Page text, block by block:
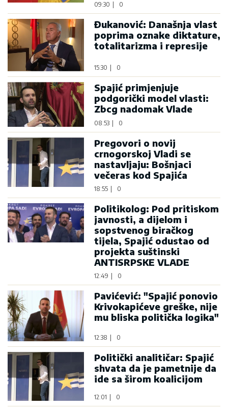
09:30 0
Đukanović: Današnja vlast
poprima oznake diktature,
totalitarizma i represije
15:30 0
Spajić primjenjuje
podgorički model vlasti:
Zbcg nadomak Vlade
08:53 0
Pregovori o novij
crnogorskoj Vladi se
nastavljaju: Bošnjaci
večeras kod Spajića
18:55 0
Politikolog: Pod pritiskom
javnosti, a dijelom i
sopstvenog biračkog
tijela, Spajić odustao od
projekta suštinski
ANTISRPSKE VLADE
12:49 0
Pavićević: "Spajić ponovio
Krivokapićeve greške, nije
mu bliska politička logika"
12:38 0
Politički analitičar: Spajić
shvata da je pametnije da
ide sa širom koalicijom
12:01 0